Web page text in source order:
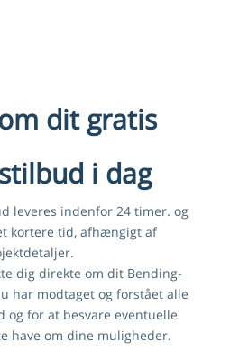
dit gratis
i dag
leveres indenfor 24 timer. og
kortere tid, afhængigt af
dig direkte om dit Bending-
har modtaget og forstået alle
og for at besvare eventuelle
have om dine muligheder.